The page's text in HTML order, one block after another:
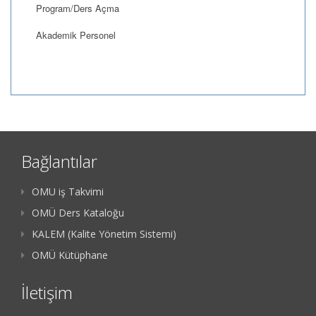
Program/Ders Açma
Akademik Personel
Bağlantılar
OMU iş Takvimi
OMÜ Ders Kataloğu
KALEM (Kalite Yönetim Sistemi)
OMÜ Kütüphane
İletişim